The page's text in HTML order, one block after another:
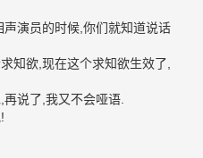
演员的时候,你们就知道说话
知欲,现在这个求知欲生效了,
说了,我又不会哑语.